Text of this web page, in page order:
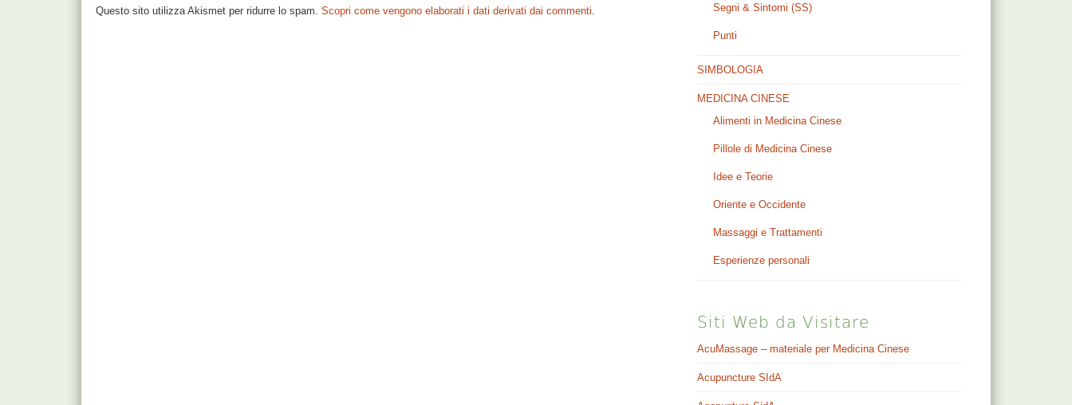
Questo sito utilizza Akismet per ridurre lo spam.Scopri come vengono elaborati i dati derivati dai commenti. Segni & Sintomi (SS)
Punti
SIMBOLOGIA
MEDICINA CINESE
Alimenti in Medicina Cinese
Pillole di Medicina Cinese
Idee e Teorie
Oriente e Occidente
Massaggi e Trattamenti
Esperienze personali
Siti Web da Visitare
AcuMassage – materiale per Medicina Cinese
Acupuncture SIdA